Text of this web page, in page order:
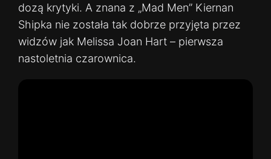
dozą krytyki. A znana z „Mad Men” Kiernan
Shipka nie została tak dobrze przyjęta przez
widzów jak Melissa Joan Hart – pierwsza
nastoletnia czarownica.